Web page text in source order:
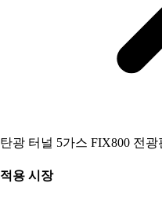
탄광 터널 5가스 FIX800 전
적용 시장